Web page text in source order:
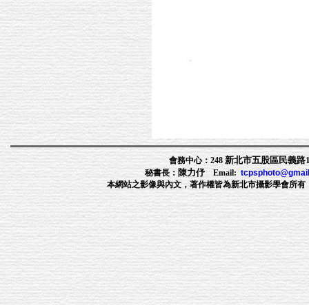
會務中心：248新北市五股區民義路
秘書長： 陳力伃Email:
本網站之影像與內文，著作權皆為新北市攝影學會所